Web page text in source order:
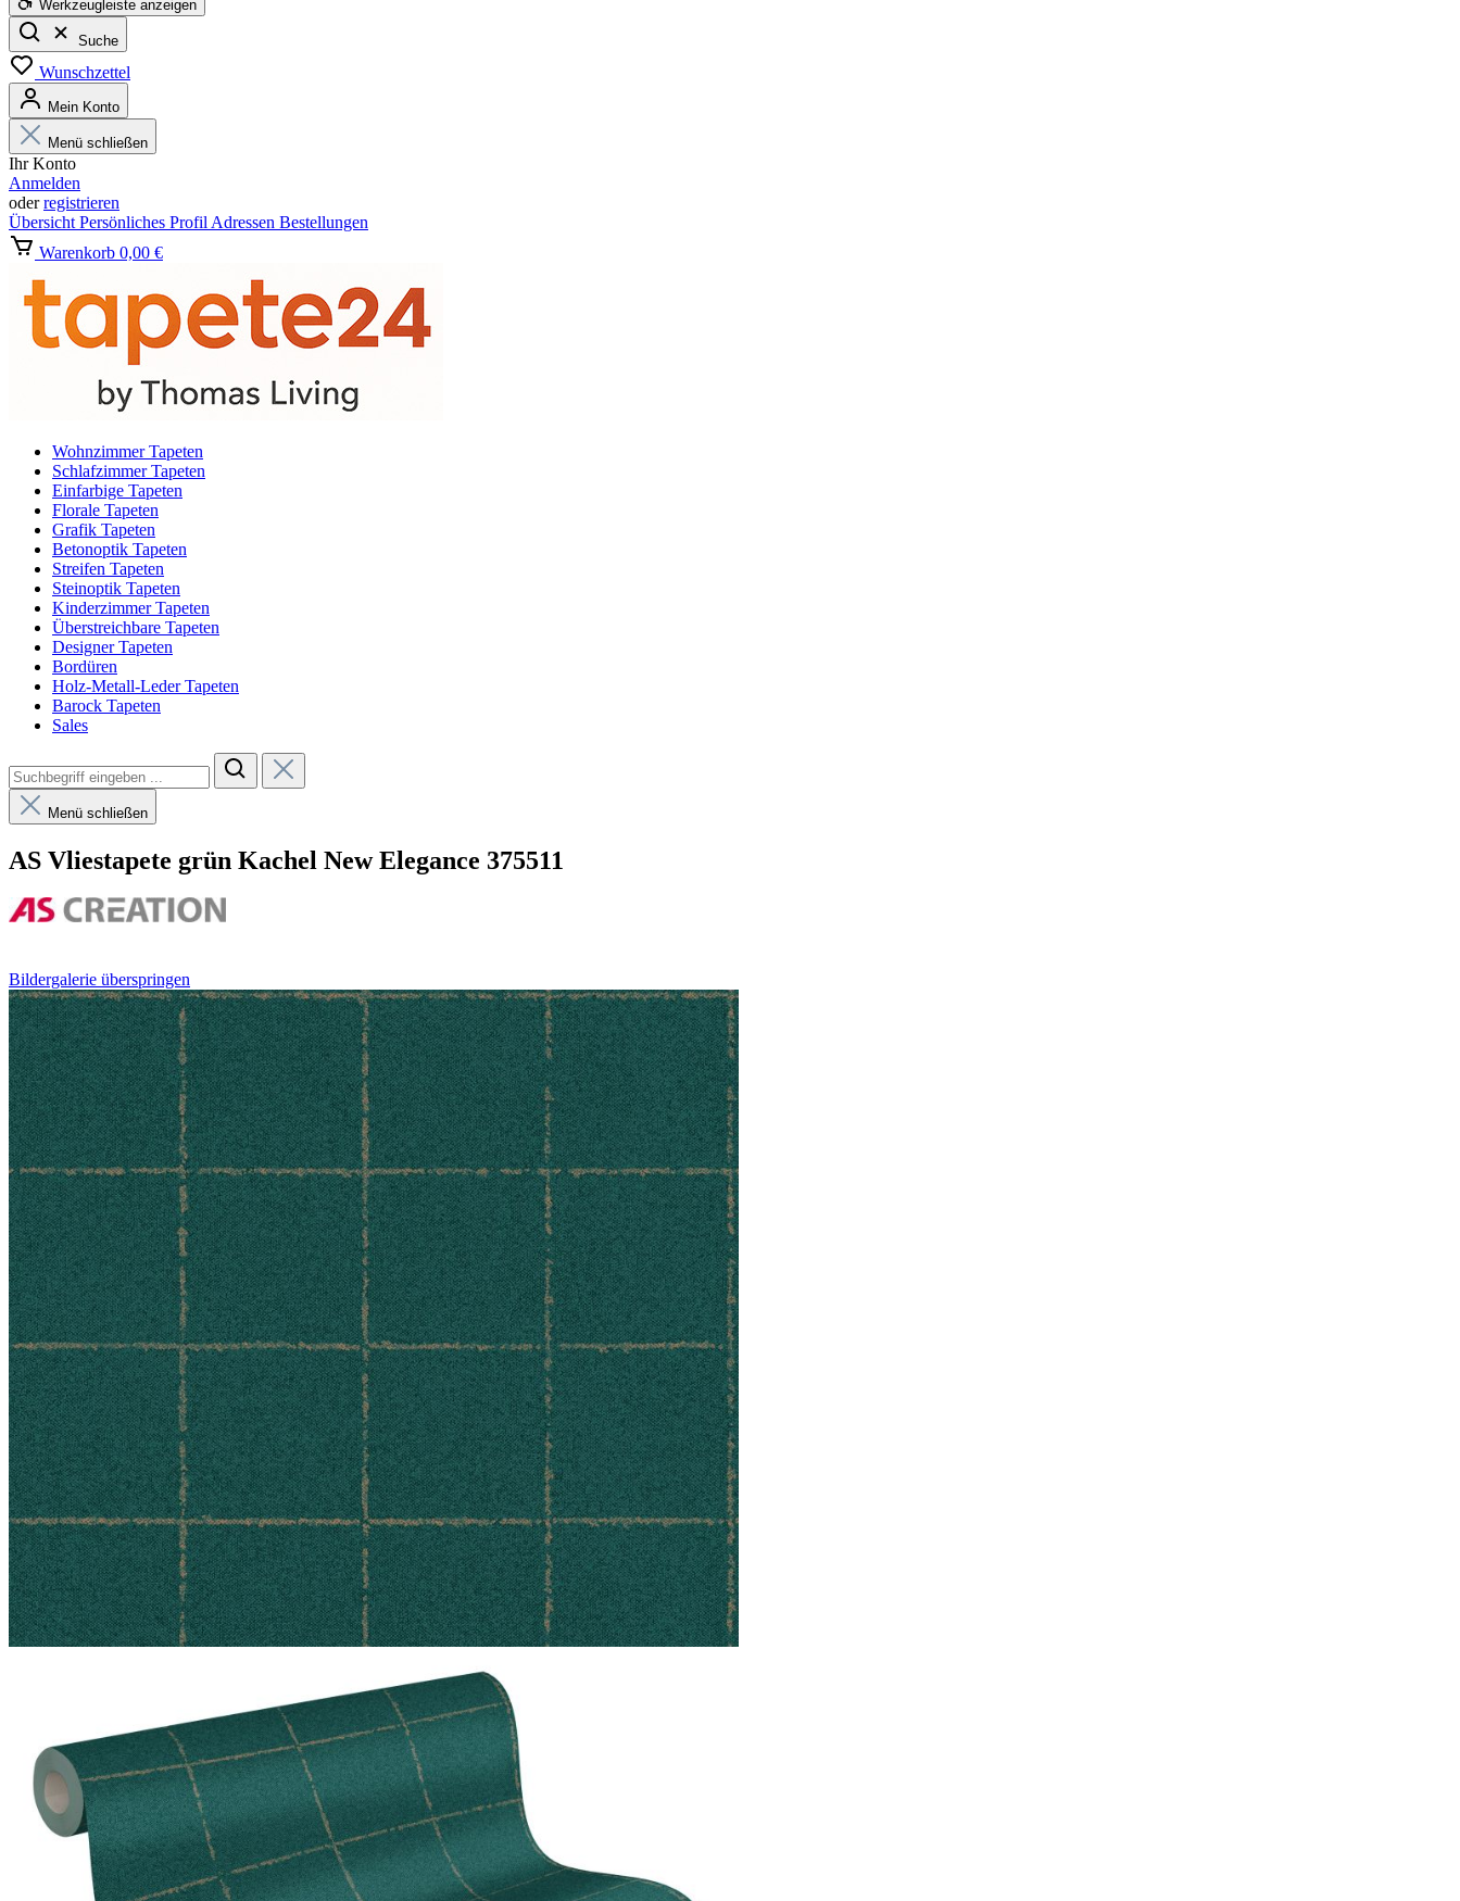
Werkzeugleiste anzeigen
Suche
Wunschzettel
Mein Konto
Menü schließen
Ihr Konto
Anmelden
oderregistrieren
Übersicht Persönliches Profil Adressen Bestellungen
Warenkorb 0,00 €
Wohnzimmer Tapeten
Schlafzimmer Tapeten
Einfarbige Tapeten
Florale Tapeten
Grafik Tapeten
Betonoptik Tapeten
Streifen Tapeten
Steinoptik Tapeten
Kinderzimmer Tapeten
Überstreichbare Tapeten
Designer Tapeten
Bordüren
Holz-Metall-Leder Tapeten
Barock Tapeten
Sales
Menü schließen
AS Vliestapete grün Kachel New Elegance 375511
Bildergalerie überspringen